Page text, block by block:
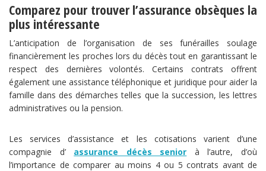
Comparez pour trouver l’assurance obsèques la
plus intéressante
L’anticipation de l’organisation de ses funérailles soulage
financièrement les proches lors du décès tout en garantissant le
respect des dernières volontés. Certains contrats offrent
également une assistance téléphonique et juridique pour aider la
famille dans des démarches telles que la succession, les lettres
administratives ou la pension.
Les services d’assistance et les cotisations varient d’une
compagnie d’ assurance décès senior à l’autre, d’où
l’importance de comparer au moins 4 ou 5 contrats avant de